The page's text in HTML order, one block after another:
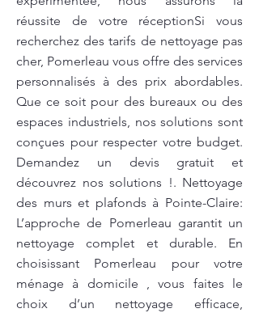
réussite de votre réceptionSi vous
recherchez des tarifs de nettoyage pas
cher, Pomerleau vous offre des services
personnalisés à des prix abordables.
Que ce soit pour des bureaux ou des
espaces industriels, nos solutions sont
conçues pour respecter votre budget.
Demandez un devis gratuit et
découvrez nos solutions !. Nettoyage
des murs et plafonds à Pointe-Claire:
L’approche de Pomerleau garantit un
nettoyage complet et durable. En
choisissant Pomerleau pour votre
ménage à domicile , vous faites le
choix d’un nettoyage efficace,